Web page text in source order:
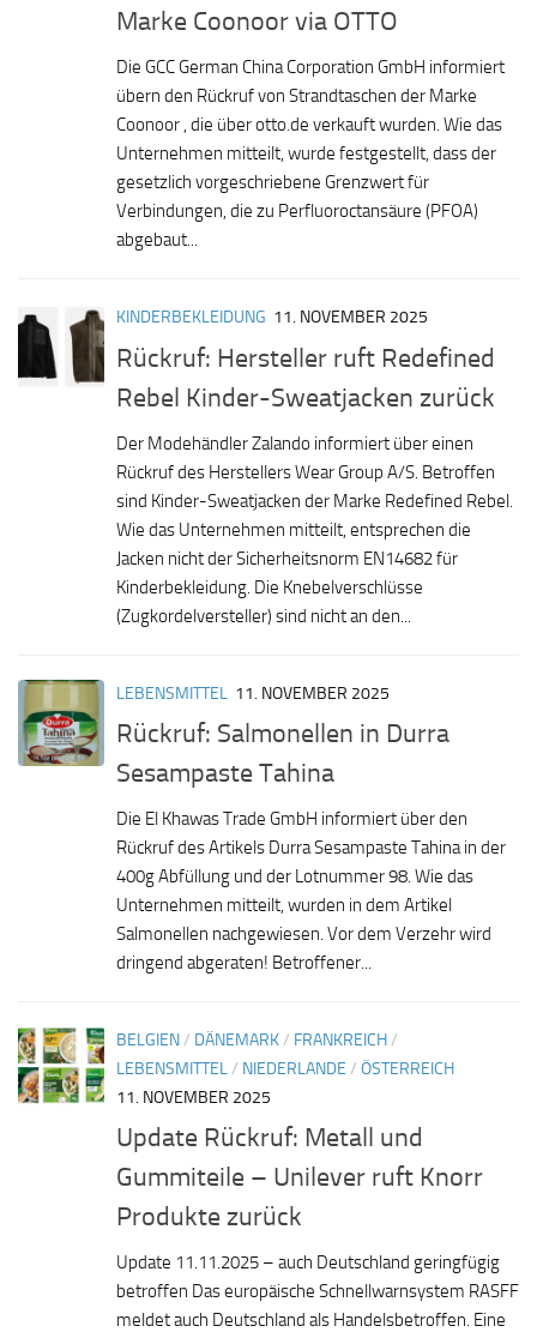
Marke Coonoor via OTTO
Die GCC German China Corporation GmbH informiert
übern den Rückruf von Strandtaschen der Marke
Coonoor , die über otto.de verkauft wurden. Wie das
Unternehmen mitteilt, wurde festgestellt, dass der
gesetzlich vorgeschriebene Grenzwert für
Verbindungen, die zu Perfluoroctansäure (PFOA)
abgebaut...
KINDERBEKLEIDUNG 11. NOVEMBER 2025
Rückruf: Hersteller ruft Redefined
Rebel Kinder-Sweatjacken zurück
Der Modehändler Zalando informiert über einen
Rückruf des Herstellers Wear Group A/S. Betroffen
sind Kinder-Sweatjacken der Marke Redefined Rebel.
Wie das Unternehmen mitteilt, entsprechen die
Jacken nicht der Sicherheitsnorm EN14682 für
Kinderbekleidung. Die Knebelverschlüsse
(Zugkordelversteller) sind nicht an den...
LEBENSMITTEL 11. NOVEMBER 2025
Rückruf: Salmonellen in Durra
Sesampaste Tahina
Die El Khawas Trade GmbH informiert über den
Rückruf des Artikels Durra Sesampaste Tahina in der
400g Abfüllung und der Lotnummer 98. Wie das
Unternehmen mitteilt, wurden in dem Artikel
Salmonellen nachgewiesen. Vor dem Verzehr wird
dringend abgeraten! Betroffener...
BELGIEN/ DÄNEMARK/ FRANKREICH/
LEBENSMITTEL/ NIEDERLANDE / ÖSTERREICH
11. NOVEMBER 2025
Update Rückruf: Metall und
Gummiteile – Unilever ruft Knorr
Produkte zurück
Update 11.11.2025 – auch Deutschland geringfügig
betroffen Das europäische Schnellwarnsystem RASFF
meldet auch Deutschland als Handelsbetroffen. Eine